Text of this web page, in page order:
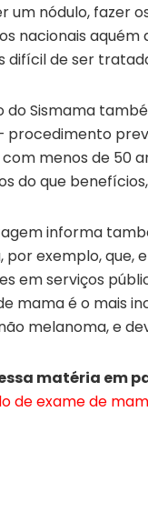
um nódulo, fazer
nacionais aquém
difícil de ser
do Sismama
procedimento
menos de 50
do que
informa
por exemplo, que,
em serviços
mama é o mais
melanoma, e
matéria em
de exame de